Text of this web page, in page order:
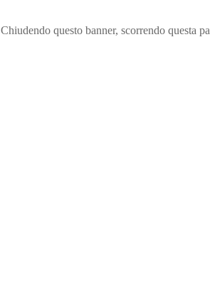
questo banner, scorrendo questa